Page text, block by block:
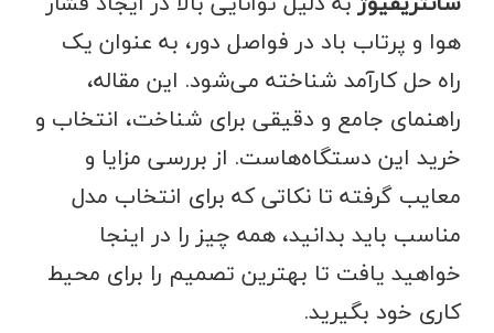
هوا و پرتاب باد در فواصل دور، به عنوان یک
راه حل کارآمد شناخته می‌شود. این مقاله،
راهنمای جامع و دقیقی برای شناخت، انتخاب و
خرید این دستگاه‌هاست. از بررسی مزایا و
معایب گرفته تا نکاتی که برای انتخاب مدل
مناسب باید بدانید، همه چیز را در اینجا
خواهید یافت تا بهترین تصمیم را برای محیط
کاری خود بگیرید.